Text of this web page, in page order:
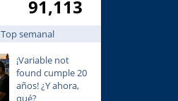
91,113
Top semanal
¡Variable not
found cumple 20
años! ¿Y ahora,
qué?